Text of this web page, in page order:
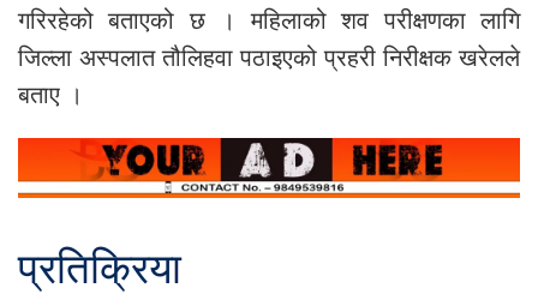
गरिरहेको बताएको छ । महिलाको शव परीक्षणका लागि
जिल्ला अस्पलात तौलिहवा पठाइएको प्रहरी निरीक्षक खरेलले
बताए ।
प्रतिक्रिया